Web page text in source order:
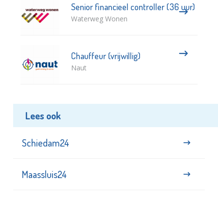
Senior financieel controller (36 uur)
Waterweg Wonen
Chauffeur (vrijwillig)
Naut
Lees ook
Schiedam24
Maassluis24